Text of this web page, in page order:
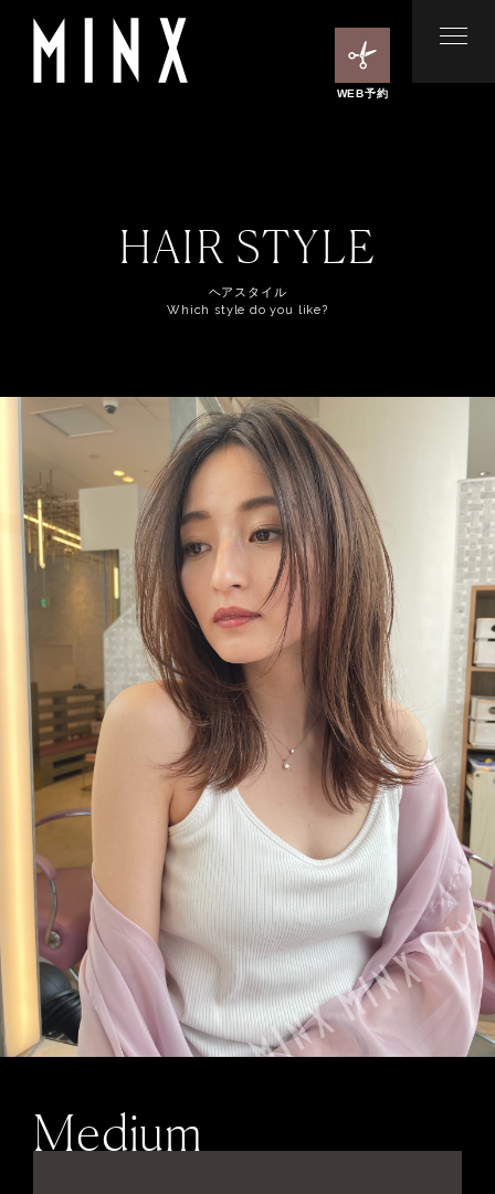
WEB予約
HAIR STYLE
ヘアスタイル
Which style do you like?
Medium